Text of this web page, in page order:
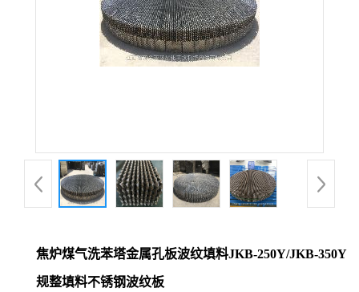
焦炉煤气洗苯塔金属孔板波纹填料JKB-250Y/JKB-350Y
规整填料不锈钢波纹板